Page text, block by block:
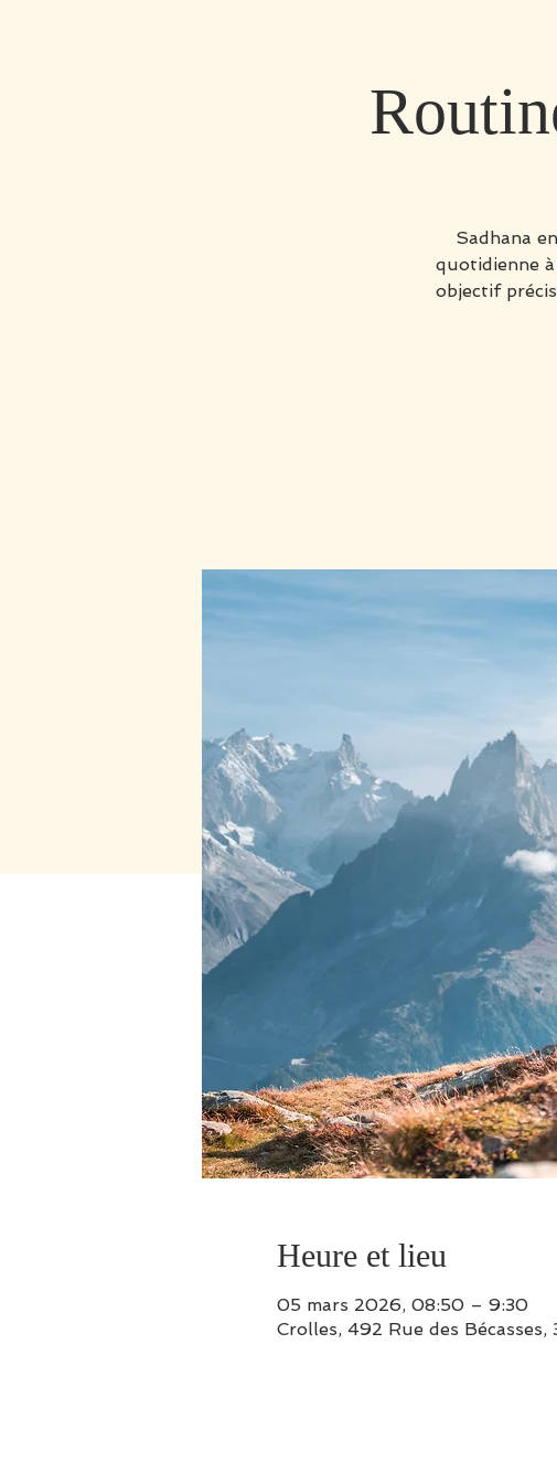
Sadhana
quotidienne
objectif
Heure et lieu
05 mars 2026, 08:50 – 9:30
Crolles, 492 Rue des